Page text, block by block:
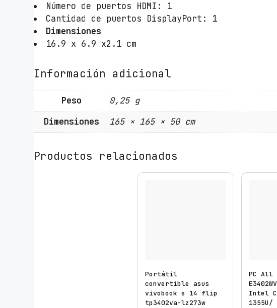
Número de puertos HDMI: 1
Cantidad de puertos DisplayPort: 1
Dimensiones
16.9 x 6.9 x2.1 cm
Información adicional
Peso
0,25 g
Dimensiones
165 × 165 × 50 cm
Productos relacionados
Portátil
convertible asus
vivobook s 14 flip
tp3402va-lz273w
PC All
Intel
1355U/